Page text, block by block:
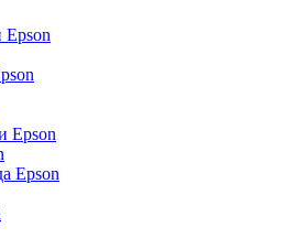
Epson
Epson
Epson